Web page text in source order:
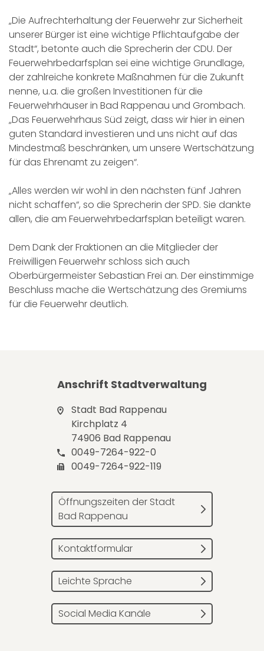
„Die Aufrechterhaltung der Feuerwehr zur Sicherheit
unserer Bürger ist eine wichtige Pflichtaufgabe der
Stadt“, betonte auch die Sprecherin der CDU. Der
Feuerwehrbedarfsplan sei eine wichtige Grundlage,
der zahlreiche konkrete Maßnahmen für die Zukunft
nenne, u.a. die großen Investitionen für die
Feuerwehrhäuser in Bad Rappenau und Grombach.
„Das Feuerwehrhaus Süd zeigt, dass wir hier in einen
guten Standard investieren und uns nicht auf das
Mindestmaß beschränken, um unsere Wertschätzung
für das Ehrenamt zu zeigen“.
„Alles werden wir wohl in den nächsten fünf Jahren
nicht schaffen“, so die Sprecherin der SPD. Sie dankte
allen, die am Feuerwehrbedarfsplan beteiligt waren.
Dem Dank der Fraktionen an die Mitglieder der
Freiwilligen Feuerwehr schloss sich auch
Oberbürgermeister Sebastian Frei an. Der einstimmige
Beschluss mache die Wertschätzung des Gremiums
für die Feuerwehr deutlich.
Anschrift Stadtverwaltung
Stadt Bad Rappenau
Kirchplatz 4
74906 Bad Rappenau
0049-7264-922-0
0049-7264-922-119
Öffnungszeiten der Stadt
Bad Rappenau
Kontaktformular
Leichte Sprache
Social Media Kanäle